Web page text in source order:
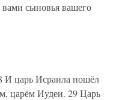
вами сыновья вашего
И царь Исраила пошёл
царём Иудеи. 29 Царь